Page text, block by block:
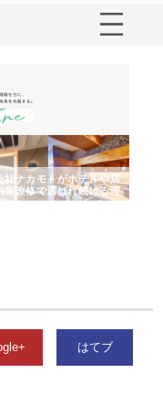
社ナカモトがホテルや店
装改修で選ばれ続ける理
はてブ